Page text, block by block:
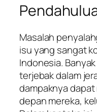
Masalah
isu yang sangat
Indonesia.
terjebak dalam
dampaknya
depan mereka,